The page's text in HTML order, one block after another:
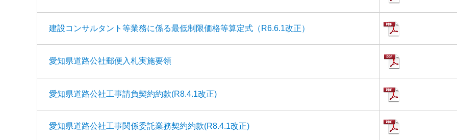
建設コンサルタント等業務に係る最低制限価格等算定式（R6.6.1改正）
愛知県道路公社郵便入札実施要領
愛知県道路公社工事請負契約約款(R8.4.1改正)
愛知県道路公社工事関係委託業務契約約款(R8.4.1改正)